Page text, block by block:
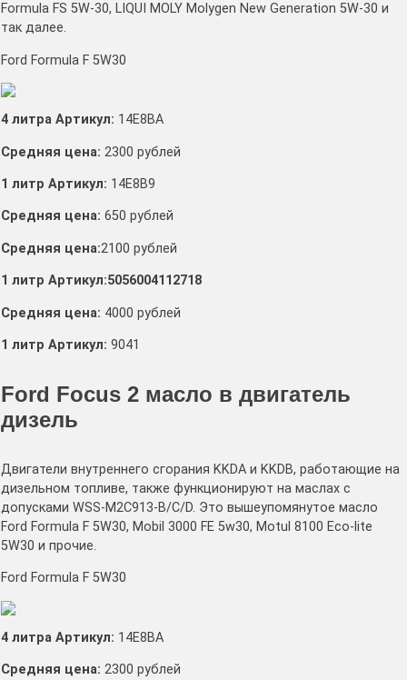
Formula FS 5W-30, LIQUI MOLY Molygen New Generation 5W-30 и
так далее.
Ford Formula F 5W30
4 литра Артикул: 14E8BA
Средняя цена: 2300 рублей
1 литр Артикул: 14E8B9
Средняя цена: 650 рублей
Средняя цена:2100 рублей
1 литр Артикул:5056004112718
Средняя цена: 4000 рублей
1 литр Артикул: 9041
Ford Focus 2 масло в двигатель
дизель
Двигатели внутреннего сгорания KKDA и KKDB, работающие на
дизельном топливе, также функционируют на маслах с
допусками WSS-M2C913-B/C/D. Это вышеупомянутое масло
Ford Formula F 5W30, Mobil 3000 FE 5w30, Motul 8100 Eco-lite
5W30 и прочие.
Ford Formula F 5W30
4 литра Артикул: 14E8BA
Средняя цена: 2300 рублей